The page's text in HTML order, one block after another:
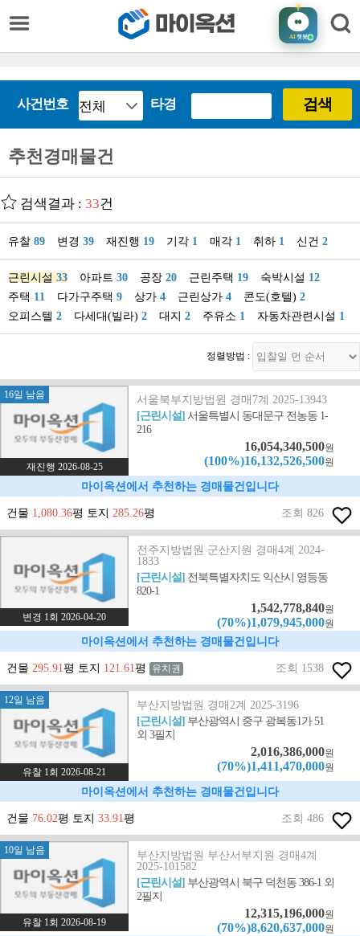
AI챗봇
사건번호 타경 검색
추천경매물건
검색결과 : 33건
유찰 89 변경 39 재진행 19 기각 1 매각 1 취하 1 신건 2
근린시설 33 아파트 30 공장 20 근린주택 19 숙박시설 12
주택 11 다가구주택 9 상가 4 근린상가 4 콘도(호텔) 2
오피스텔 2 다세대(빌라) 2 대지 2 주유소 1 자동차관련시설 1
정렬방법 :
16일 남음
재진행 2026-08-25
서울북부지방법원 경매7계 2025-13943
[근린시설]서울특별시 동대문구 전농동 1-
216
16,054,340,500원
(100%)16,132,526,500원
마이옥션에서 추천하는 경매물건입니다
건물 1,080.36평 토지 285.26평 조회 826
변경 1회 2026-04-20
전주지방법원 군산지원 경매4계 2024-
1833
[근린시설] 전북특별자치도 익산시 영등동
820-1
1,542,778,840원
(70%)1,079,945,000원
마이옥션에서 추천하는 경매물건입니다
건물 295.91평 토지 121.61평 유치권 조회 1538
12일 남음
유찰 1회 2026-08-21
부산지방법원 경매2계 2025-3196
[근린시설] 부산광역시 중구 광복동1가 51
외 3필지
2,016,386,000원
(70%)1,411,470,000원
마이옥션에서 추천하는 경매물건입니다
건물 76.02평 토지 33.91평 조회 486
10일 남음
유찰 1회 2026-08-19
부산지방법원 부산서부지원 경매4계
2025-101582
[근린시설] 부산광역시 북구 덕천동 386-1 외
2필지
12,315,196,000원
(70%)8,620,637,000원